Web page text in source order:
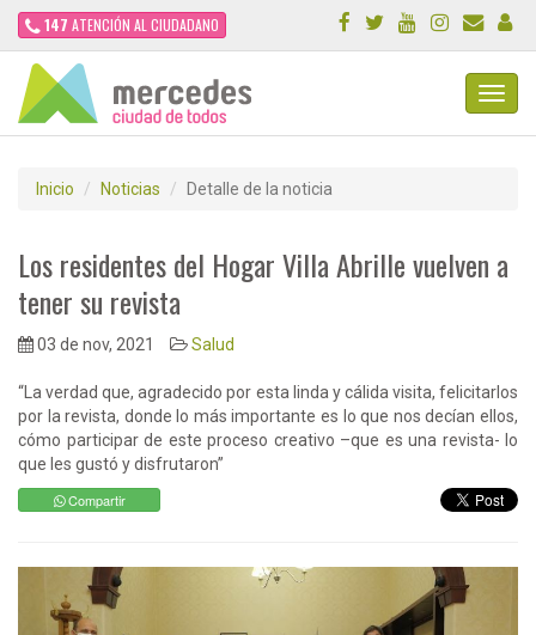
147 ATENCIÓN AL CIUDADANO
Inicio Noticias Detalle de la noticia
Los residentes del Hogar Villa Abrille vuelven a
tener su revista
03 de nov, 2021 Salud
“La verdad que, agradecido por esta linda y cálida visita, felicitarlos
por la revista, donde lo más importante es lo que nos decían ellos,
cómo participar de este proceso creativo –que es una revista- lo
que les gustó y disfrutaron”
Compartir